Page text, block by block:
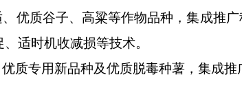
质谷子、高粱等作物品种，集成推广
适时机收减损等技术。
专用新品种及优质脱毒种薯，集成推